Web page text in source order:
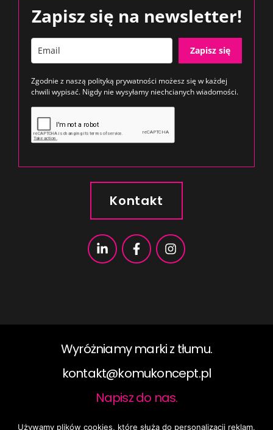
Zapisz się na newsletter!
Zapisz się
Zgodnie z naszą polityką prywatności możesz się w każdej
chwili wypisać. Nigdy nie wysyłamy niechcianych wiadomości.
Kontakt
Wyróżniamy marki z tłumu.
kontakt@komukoncept.pl​
Napisz do nas.
Używamy plików cookies, które służą do personalizacji reklam,